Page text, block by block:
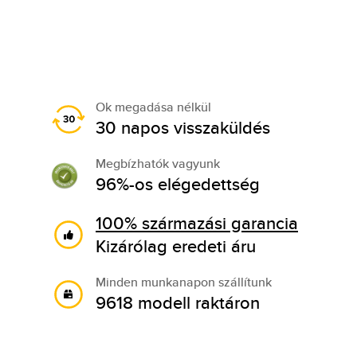
Ok megadása nélkül
30 napos visszaküldés
Megbízhatók vagyunk
96%-os elégedettség
100% származási garancia
Kizárólag eredeti áru
Minden munkanapon szállítunk
9618 modell raktáron